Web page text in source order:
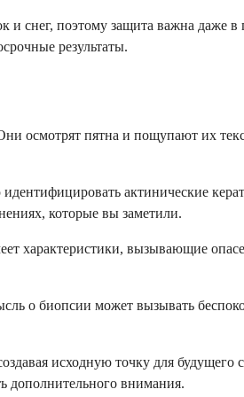
и снег, поэтому защита важна даже
результаты.
осмотрят пятна и пощупают их
актинические
которые вы заметили.
характеристики, вызывающие
о биопсии может вызывать
исходную точку для
дополнительного внимания.